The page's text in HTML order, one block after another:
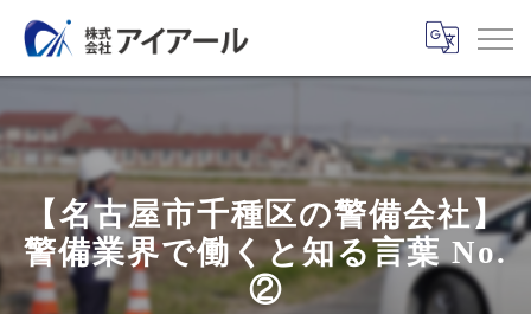
【名古屋市千種区の警備会社】
警備業界で働くと知る言葉 No.
②